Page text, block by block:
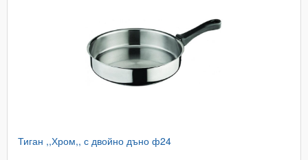
Тиган ,,Хром,, с двойно дъно ф24